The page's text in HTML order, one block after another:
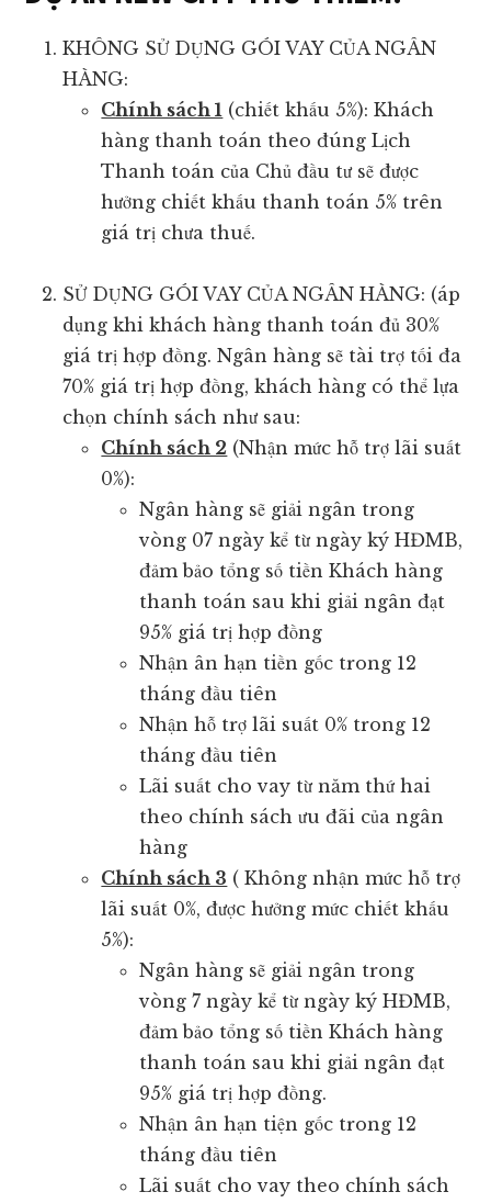
KHÔNG SỬ DỤNG GÓI VAY CỦA NGÂN
HÀNG:
Chính sách 1 (chiết khấu 5%): Khách
hàng thanh toán theo đúng Lịch
Thanh toán của Chủ đầu tư sẽ được
hưởng chiết khấu thanh toán 5% trên
giá trị chưa thuế.
SỬ DỤNG GÓI VAY CỦA NGÂN HÀNG: (áp
dụng khi khách hàng thanh toán đủ 30%
giá trị hợp đồng. Ngân hàng sẽ tài trợ tối đa
70% giá trị hợp đồng, khách hàng có thể lựa
chọn chính sách như sau:
Chính sách 2 (Nhận mức hỗ trợ lãi suất
0%):
Ngân hàng sẽ giải ngân trong
vòng 07 ngày kể từ ngày ký HĐMB,
đảm bảo tổng số tiền Khách hàng
thanh toán sau khi giải ngân đạt
95% giá trị hợp đồng
Nhận ân hạn tiền gốc trong 12
tháng đầu tiên
Nhận hỗ trợ lãi suất 0% trong 12
tháng đầu tiên
Lãi suất cho vay từ năm thứ hai
theo chính sách ưu đãi của ngân
hàng
Chính sách 3 ( Không nhận mức hỗ trợ
lãi suất 0%, được hưởng mức chiết khấu
5%):
Ngân hàng sẽ giải ngân trong
vòng 7 ngày kể từ ngày ký HĐMB,
đảm bảo tổng số tiền Khách hàng
thanh toán sau khi giải ngân đạt
95% giá trị hợp đồng.
Nhận ân hạn tiện gốc trong 12
tháng đầu tiên
Lãi suất cho vay theo chính sách